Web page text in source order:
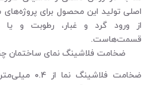
اصلی تولید این محصول برای پروژه‌های
از ورود گرد و غبار، رطوبت و
قسمت‌هاست.
ضخامت فلاشینگ نمای ساختمان
ضخامت